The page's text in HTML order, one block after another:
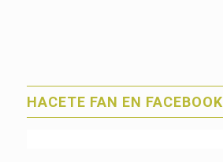
HACETE FAN EN FACEBOOK